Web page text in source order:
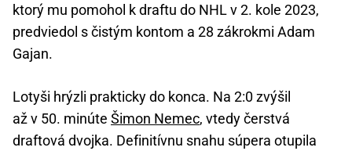
ktorý mu pomohol k draftu do NHL v 2. kole 2023,
predviedol s čistým kontom a 28 zákrokmi Adam
Gajan.
Lotyši hrýzli prakticky do konca. Na 2:0 zvýšil
až v 50. minúte Šimon Nemec, vtedy čerstvá
draftová dvojka. Definitívnu snahu súpera otupila